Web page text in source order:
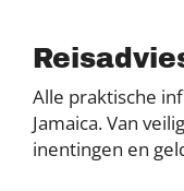
Alle praktische
Jamaica. Van
inentingen en